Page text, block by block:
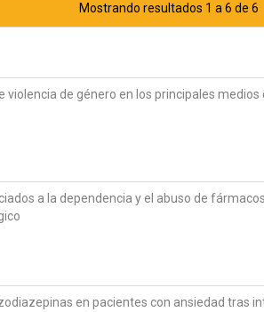
Mostrando resultados 1 a 6 de 6
violencia de género en los principales
a la dependencia y el abuso de
en pacientes con ansiedad tras